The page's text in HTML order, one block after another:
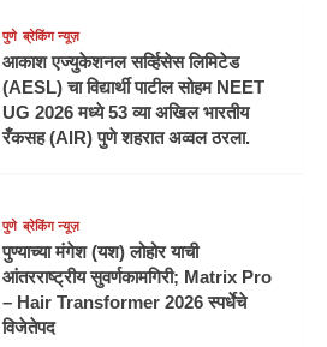
पुणे ब्रेकिंग न्यूज़
आकाश एज्युकेशनल सर्व्हिसेस लिमिटेड
(AESL) चा विद्यार्थी पाटील सोहम NEET
UG 2026 मध्ये 53 व्या अखिल भारतीय
रँकसह (AIR) पुणे शहरात अव्वल ठरला.
पुणे ब्रेकिंग न्यूज़
पुण्याच्या मंगेश (यश) लोहोर याची
आंतरराष्ट्रीय सुवर्णकामगिरी; Matrix Pro
– Hair Transformer 2026 स्पर्धेचे
विजेतेपद